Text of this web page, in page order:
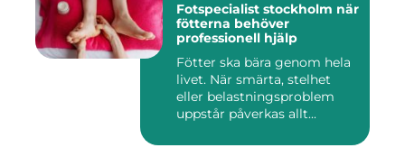
Fotspecialist stockholm när
fötterna behöver
professionell hjälp
Fötter ska bära genom hela
livet. När smärta, stelhet
eller belastningsproblem
uppstår påverkas allt...